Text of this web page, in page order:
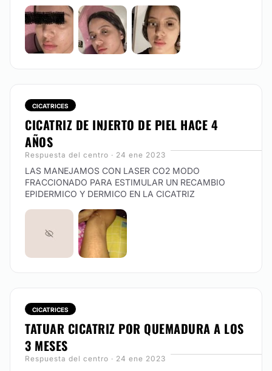
CICATRICES
CICATRIZ DE INJERTO DE PIEL HACE 4
AÑOS
Respuesta del centro · 24 ene 2023
LAS MANEJAMOS CON LASER CO2 MODO
FRACCIONADO PARA ESTIMULAR UN RECAMBIO
EPIDERMICO Y DERMICO EN LA CICATRIZ
CICATRICES
TATUAR CICATRIZ POR QUEMADURA A LOS
3 MESES
Respuesta del centro · 24 ene 2023